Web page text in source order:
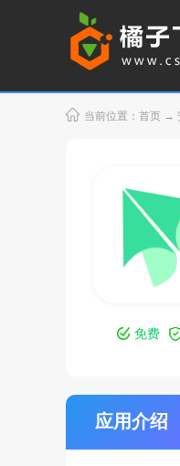
当前位置： 首页 →
免费
应用介绍